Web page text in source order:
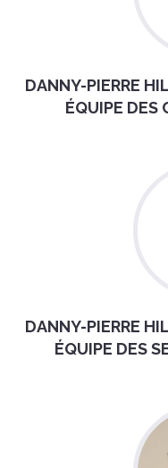
DANNY-PIERRE
ÉQUIPE DES
DANNY-PIERRE
ÉQUIPE DES